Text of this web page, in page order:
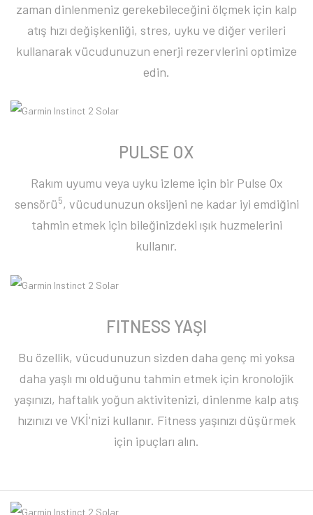
zaman dinlenmeniz gerekebileceğini ölçmek için kalp
atış hızı değişkenliği, stres, uyku ve diğer verileri
kullanarak vücudunuzun enerji rezervlerini optimize
edin.
PULSE OX
Rakım uyumu veya uyku izleme için bir Pulse Ox
sensörü5, vücudunuzun oksijeni ne kadar iyi emdiğini
tahmin etmek için bileğinizdeki ışık huzmelerini
kullanır.
FITNESS YAŞI
Bu özellik, vücudunuzun sizden daha genç mi yoksa
daha yaşlı mı olduğunu tahmin etmek için kronolojik
yaşınızı, haftalık yoğun aktivitenizi, dinlenme kalp atış
hızınızı ve VKİ'nizi kullanır. Fitness yaşınızı düşürmek
için ipuçları alın.